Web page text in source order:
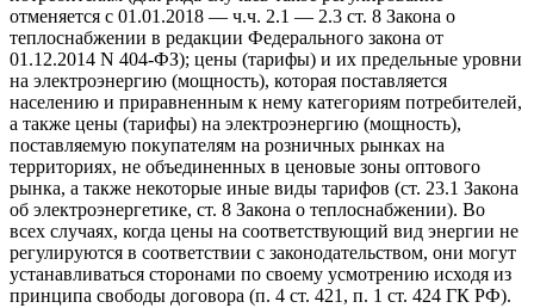
отменяется с 01.01.2018 — ч.ч. 2.1 — 2.3 ст. 8 Закона о
теплоснабжении в редакции Федерального закона от
01.12.2014 N 404-ФЗ); цены (тарифы) и их предельные уровни
на электроэнергию (мощность), которая поставляется
населению и приравненным к нему категориям потребителей,
а также цены (тарифы) на электроэнергию (мощность),
поставляемую покупателям на розничных рынках на
территориях, не объединенных в ценовые зоны оптового
рынка, а также некоторые иные виды тарифов (ст. 23.1 Закона
об электроэнергетике, ст. 8 Закона о теплоснабжении). Во
всех случаях, когда цены на соответствующий вид энергии не
регулируются в соответствии с законодательством, они могут
устанавливаться сторонами по своему усмотрению исходя из
принципа свободы договора (п. 4 ст. 421, п. 1 ст. 424 ГК РФ).